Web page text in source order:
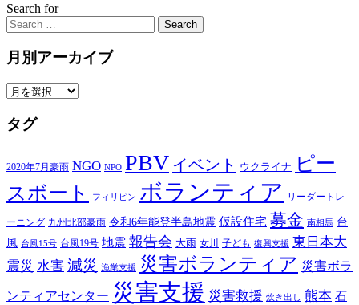
Search for
Search
月別アーカイブ
月
ア
イ
ブ
タグ
2020年7月豪雨 NGO NPO PBV イベント ウクライナ ピー
スボート
フィリピン ボランティア リーダートレ
ーニング 九州北部豪雨 令和6年能登半島地震 仮設住宅 募金 南相馬 台
風 台風15号 台風19号 地震 報告会 大雨 女川 子ども 復興支援 東日本大
震災 水害 減災 漁業支援 災害ボランティア 災害ボラ
ンティアセンター 災害支援 災害救援 炊き出し 熊本 石